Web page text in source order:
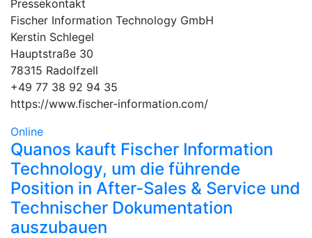
Pressekontakt
Fischer Information Technology GmbH
Kerstin Schlegel
Hauptstraße 30
78315 Radolfzell
+49 77 38 92 94 35
https://www.fischer-information.com/
Online
Quanos kauft Fischer Information
Technology, um die führende
Position in After-Sales & Service und
Technischer Dokumentation
auszubauen